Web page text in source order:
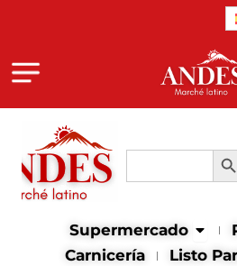
Buscar: Botón
Supermercado Abrir
Carnicería
Listo